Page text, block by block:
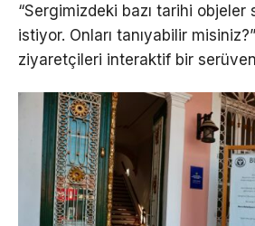
“Sergimizdeki bazı tarihi objeler
istiyor. Onları tanıyabilir
ziyaretçileri interaktif bir